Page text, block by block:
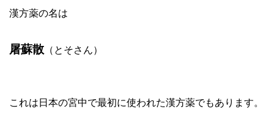
漢方薬の名は
屠蘇散 （とそさん）
これは日本の宮中で最初に使われた漢方薬でもあります。